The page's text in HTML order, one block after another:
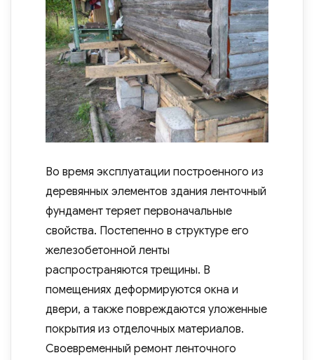
Во время эксплуатации построенного из
деревянных элементов здания ленточный
фундамент теряет первоначальные
свойства. Постепенно в структуре его
железобетонной ленты
распространяются трещины. В
помещениях деформируются окна и
двери, а также повреждаются уложенные
покрытия из отделочных материалов.
Своевременный ремонт ленточного